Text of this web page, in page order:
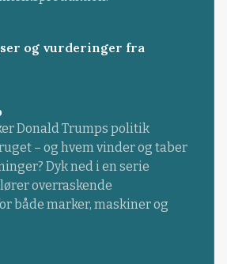
og vurderinger fra
Donald Trumps politik
– og hvem vinder og taber
Dyk ned i en serie
overraskende
både marker, maskiner og